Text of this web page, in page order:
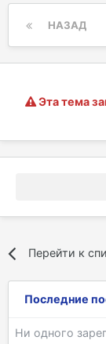
НАЗАД
Эта тема
Перейти к
Последние
Ни одного